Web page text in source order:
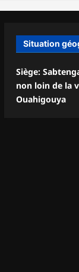
Situation
Siège:
non loin de la
Ouahigouya